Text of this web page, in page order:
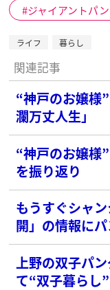
ジャイアントパ
ライフ 暮らし
関連記事
“神戸のお嬢様
瀾万丈人生」
“神戸のお嬢様
を振り返り
もうすぐシャ
開」の情報に
上野の双子パ
て“双子暮らし”